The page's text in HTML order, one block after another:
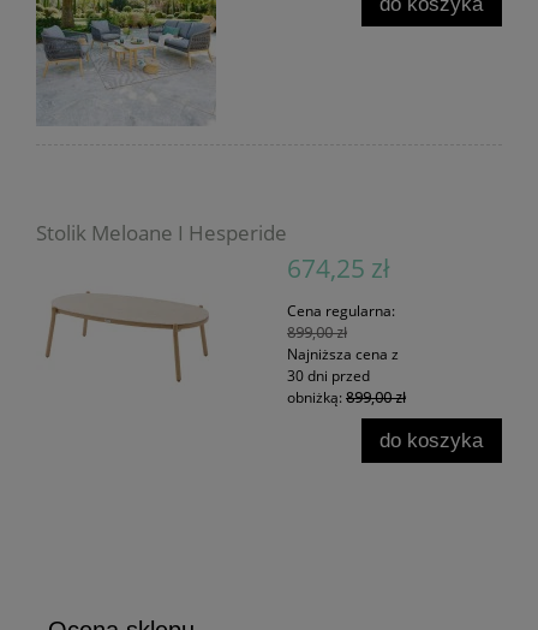
Stolik Meloane I Hesperide
674,25 zł
Cena regularna:
899,00 zł
Najniższa cena z
30 dni przed
obniżką: 899,00 zł
do koszyka